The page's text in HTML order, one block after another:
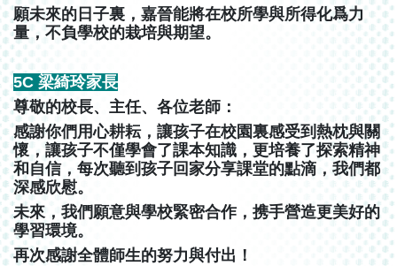
願未來的日子裏，嘉晉能將在校所學與所得化爲力
量，不負學校的栽培與期望。
5C 梁綺玲家長
尊敬的校長、主任、各位老師：
感謝你們用心耕耘，讓孩子在校園裏感受到熱枕與關
懷，讓孩子不僅學會了課本知識，更培養了探索精神
和自信，每次聽到孩子回家分享課堂的點滴，我們都
深感欣慰。
未來，我們願意與學校緊密合作，携手營造更美好的
學習環境。
再次感謝全體師生的努力與付出！